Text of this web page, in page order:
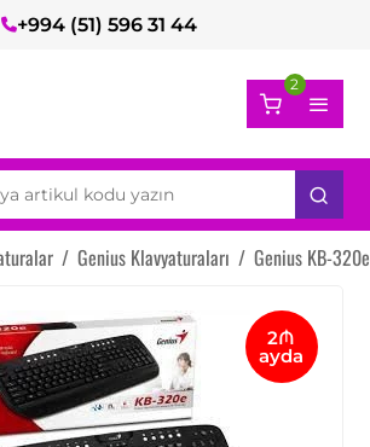
+994 (51) 596 31 44
2
/ Genius Klavyaturaları / Genius KB-
2₼
ayda